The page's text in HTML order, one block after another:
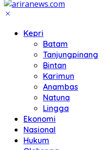
Kepri
Batam
Tanjungpinang
Bintan
Karimun
Anambas
Natuna
Lingga
Ekonomi
Nasional
Hukum